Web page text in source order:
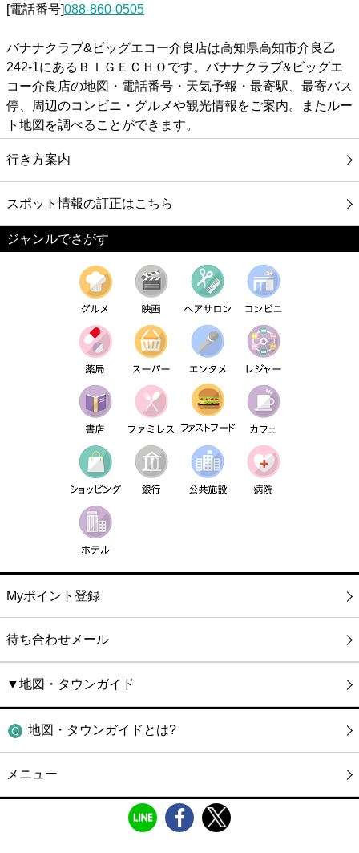
[電話番号]088-860-0505
バナナクラブ&ビッグエコー介良店は高知県高知市介良乙
242-1にあるＢＩＧＥＣＨＯです。バナナクラブ&ビッグエ
コー介良店の地図・電話番号・天気予報・最寄駅、最寄バス
停、周辺のコンビニ・グルメや観光情報をご案内。またルー
ト地図を調べることができます。
行き方案内
スポット情報の訂正はこちら
ジャンルでさがす
Myポイント登録
待ち合わせメール
▼地図・タウンガイド
地図・タウンガイドとは?
メニュー